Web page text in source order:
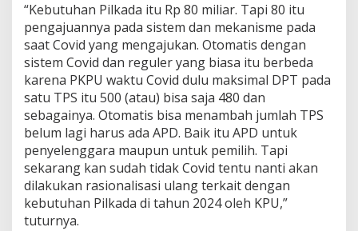
“Kebutuhan Pilkada itu Rp 80 miliar. Tapi 80 itu
pengajuannya pada sistem dan mekanisme pada
saat Covid yang mengajukan. Otomatis dengan
sistem Covid dan reguler yang biasa itu berbeda
karena PKPU waktu Covid dulu maksimal DPT pada
satu TPS itu 500 (atau) bisa saja 480 dan
sebagainya. Otomatis bisa menambah jumlah TPS
belum lagi harus ada APD. Baik itu APD untuk
penyelenggara maupun untuk pemilih. Tapi
sekarang kan sudah tidak Covid tentu nanti akan
dilakukan rasionalisasi ulang terkait dengan
kebutuhan Pilkada di tahun 2024 oleh KPU,”
tuturnya.